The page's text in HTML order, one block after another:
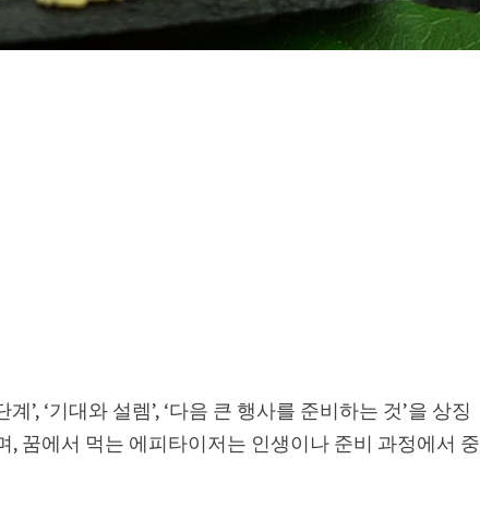
’, ‘기대와 설렘’, ‘다음 큰 행사를 준비하는 것’을 상징
꿈에서 먹는 에피타이저는 인생이나 준비 과정에서 중